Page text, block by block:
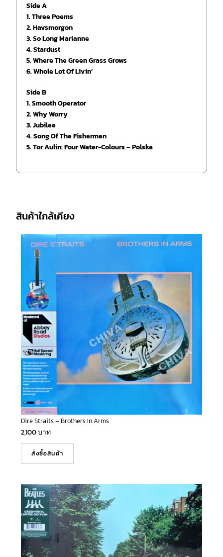
Side A
1. Three Poems
2. Havsmorgon
3. So Long Marianne
4. Stardust
5. Where The Green Grass Grows
6. Whole Lot Of Livin’
Side B
1. Smooth Operator
2. Why Worry
3. Jubilee
4. Song Of The Fishermen
5. Tor Aulin: Four Water-Colours – Polska
สินค้าใกล้เคียง
Dire Straits – Brothers In Arms
2,100บาท
สั่งซื้อสินค้า